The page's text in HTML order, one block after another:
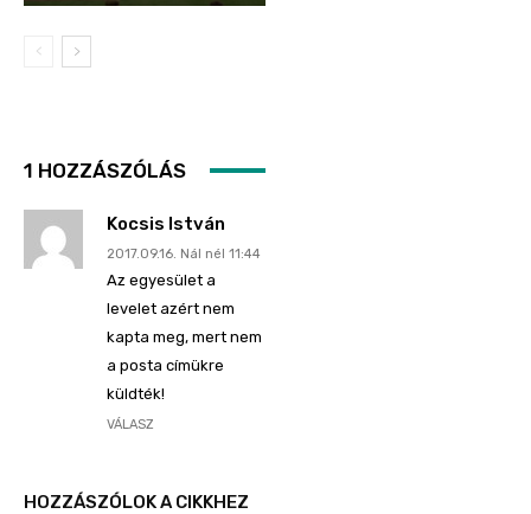
1 HOZZÁSZÓLÁS
Kocsis István
2017.09.16. Nál nél 11:44
Az egyesület a
levelet azért nem
kapta meg, mert nem
a posta címükre
küldték!
VÁLASZ
HOZZÁSZÓLOK A CIKKHEZ